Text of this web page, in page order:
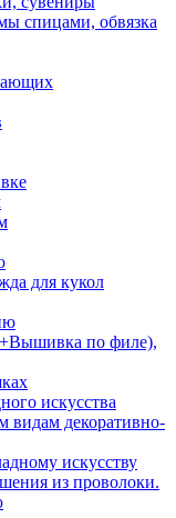
спицами, обвязка
для кукол
по филе),
искусства
декоративно-
искусству
из проволоки.